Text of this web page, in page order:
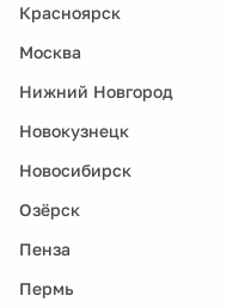
Красноярск
Москва
Нижний Новгород
Новокузнецк
Новосибирск
Озёрск
Пенза
Пермь